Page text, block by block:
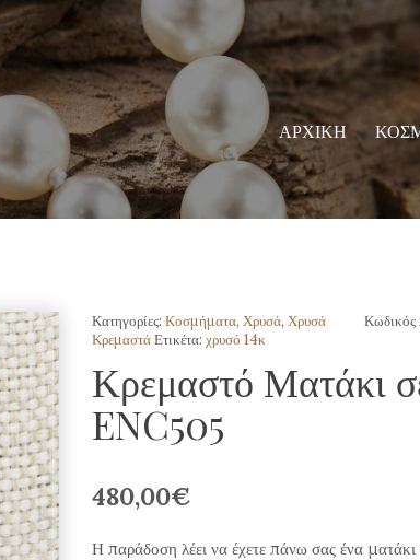
ΑΡΧΙΚΗ
Κωδικός
Κατηγορίες: Κοσμήματα, Χρυσά, Χρυσά
Κρεμαστά Ετικέτα: χρυσό 14κ
Κρεμαστό Ματάκι
ENC505
480,00€
Η παράδοση λέει να έχετε πάνω σας ένα